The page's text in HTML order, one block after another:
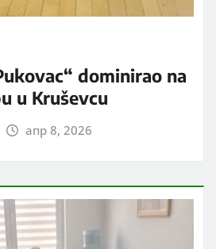
dominirao na
u Kruševcu
апр 8, 2026